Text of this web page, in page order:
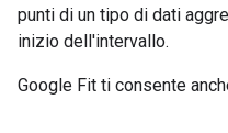
punti di un tipo di dati
inizio dell'intervallo.
Google Fit ti consente